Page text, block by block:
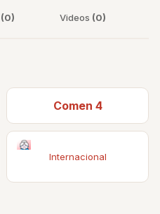
(0) Videos (0)
Comen 4
Internacional